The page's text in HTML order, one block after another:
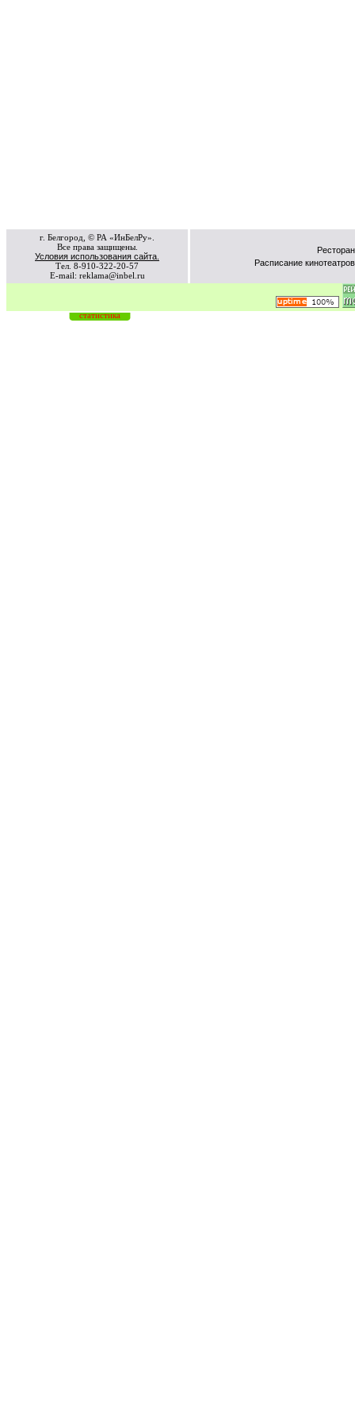
г. Белгород, © РА «ИнБелРу».
Все права защищены.
Условия использования сайта.
Тел. 8-910-322-20-57
E-mail: reklama@inbel.ru
Расписание кинотеатров
статистика